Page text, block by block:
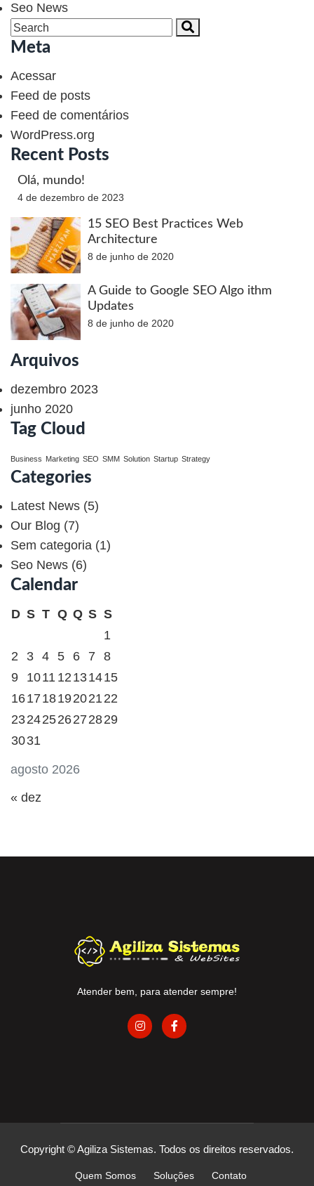
Seo News
Meta
Acessar
Feed de posts
Feed de comentários
WordPress.org
Recent Posts
Olá, mundo!
4 de dezembro de 2023
15 SEO Best Practices Web
Architecture
8 de junho de 2020
A Guide to Google SEO Algo ithm
Updates
8 de junho de 2020
Arquivos
dezembro 2023
junho 2020
Tag Cloud
Business Marketing SEO SMM Solution Startup Strategy
Categories
Latest News (5)
Our Blog (7)
Sem categoria (1)
Seo News (6)
Calendar
agosto 2026
D S T Q Q S S
1
2
3 4 5 6 7
8
9
1011 12 131415
1617 1819202122
2324252627 2829
3031
« dez
Atender bem, para atender sempre!
Copyright © Agiliza Sistemas. Todos os direitos reservados.
Quem Somos Soluções Contato